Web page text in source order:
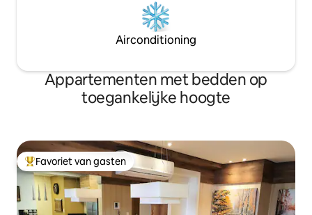
Airconditioning
Appartementen met bedden op
toegankelijke hoogte
Topfavoriet van gasten
Favoriet van gasten